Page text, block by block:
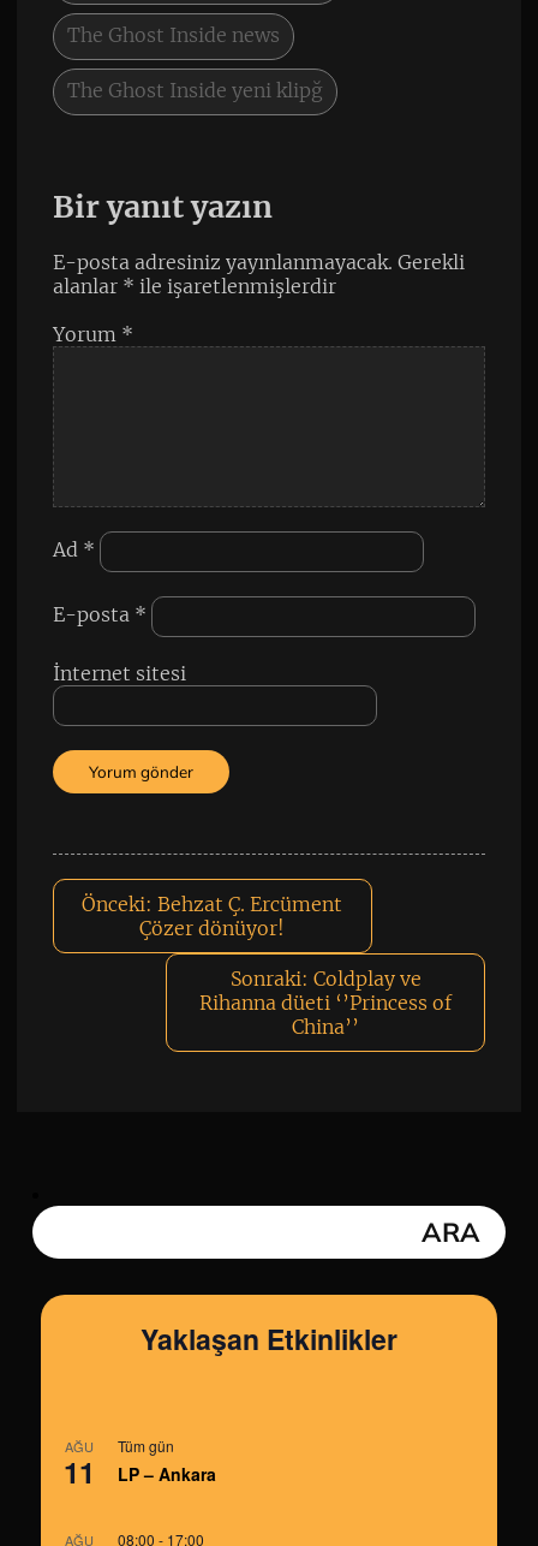
The Ghost Inside news
The Ghost Inside yeni klipğ
Bir yanıt yazın
E-posta adresiniz yayınlanmayacak. Gerekli
alanlar * ile işaretlenmişlerdir
Yorum *
Ad *
E-posta *
İnternet sitesi
Önceki: Behzat Ç. Ercüment
Çözer dönüyor!
Sonraki: Coldplay ve
Rihanna düeti ‘’Princess of
China’’
Yaklaşan Etkinlikler
AĞU
11
Tüm gün
LP – Ankara
AĞU 08:00 - 17:00